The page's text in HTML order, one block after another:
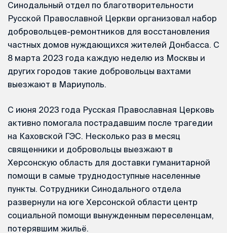
Синодальный отдел по благотворительности
Русской Православной Церкви организовал набор
добровольцев-ремонтников для восстановления
частных домов нуждающихся жителей Донбасса. С
8 марта 2023 года каждую неделю из Москвы и
других городов такие добровольцы вахтами
выезжают в Мариуполь.
С июня 2023 года Русская Православная Церковь
активно помогала пострадавшим после трагедии
на Каховской ГЭС. Несколько раз в месяц
священники и добровольцы выезжают в
Херсонскую область для доставки гуманитарной
помощи в самые труднодоступные населенные
пункты. Сотрудники Синодального отдела
развернули на юге Херсонской области центр
социальной помощи вынужденным переселенцам,
потерявшим жильё.